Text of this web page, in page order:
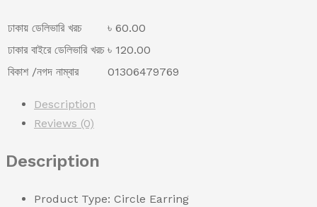
ঢাকায় ডেলিভারি খরচ
৳ 60.00
ঢাকার বাইরে ডেলিভারি খরচ ৳ 120.00
বিকাশ /নগদ নাম্বার
01306479769
Description
Reviews (0)
Description
Product Type: Circle Earring